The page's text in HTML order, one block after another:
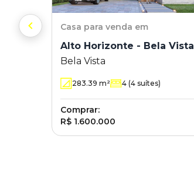
Casa para venda em
Alto Horizonte - Bela Vista
Bela Vista
283.39 m² 4 (4 suítes)
Comprar:
R$ 1.600.000